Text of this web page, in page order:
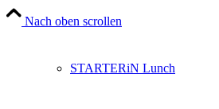
STARTERiN Lunch
Nach oben scrollen